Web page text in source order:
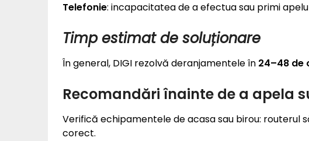
Telefonie: incapacitatea de a efectua sau primi
Timp estimat de soluționare
În general, DIGI rezolvă deranjamentele în 24–48 de
Recomandări înainte de a apela
Verifică echipamentele de acasa sau birou: routerul
corect.